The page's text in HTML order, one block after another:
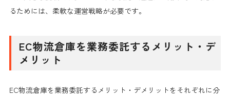
るためには、柔軟な運営戦略が必要です。
EC物流倉庫を業務委託するメリット・デ
メリット
EC物流倉庫を業務委託するメリット・デメリットをそれぞれに分